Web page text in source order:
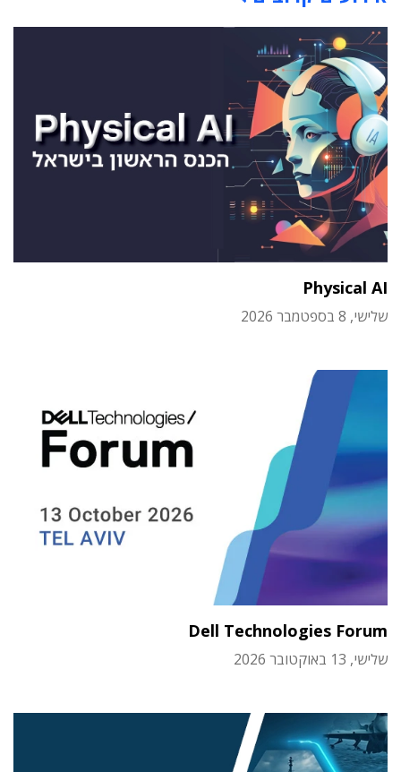
Physical AI
שלישי, 8 בספטמבר 2026
Dell Technologies Forum
שלישי, 13 באוקטובר 2026